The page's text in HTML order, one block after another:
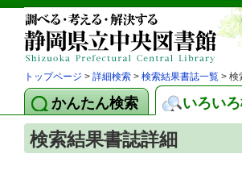
トップページ > 詳細検索 > 検索結果書誌一覧 > 検
かんたん検索 いろい
検索結果書誌詳細